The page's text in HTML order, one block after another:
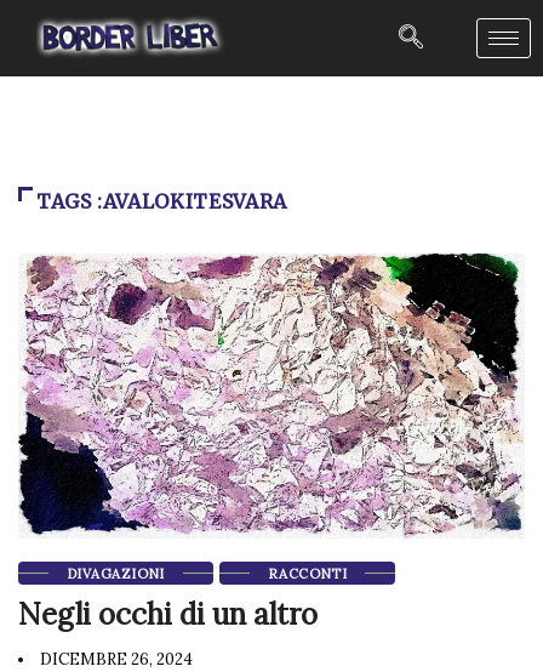
TAGS :AVALOKITESVARA
DIVAGAZIONI RACCONTI
Negli occhi di un altro
DICEMBRE 26, 2024